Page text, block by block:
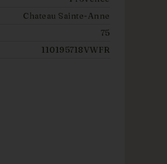
Chateau Sainte-Anne
75
110195718VWFR